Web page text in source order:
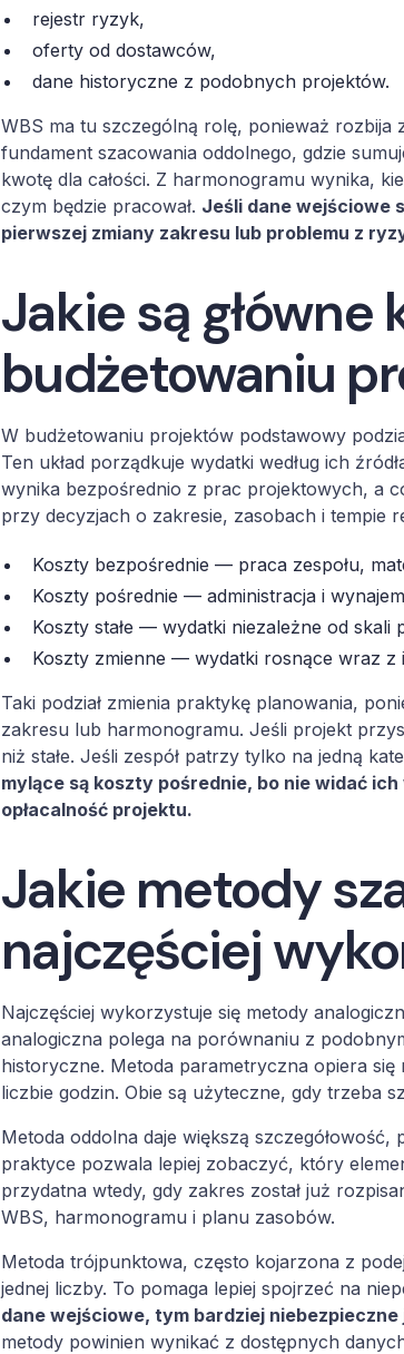
rejestr ryzyk,
oferty od dostawców,
dane historyczne z podobnych projektów.
WBS ma tu szczególną rolę, ponieważ
fundament szacowania oddolnego, gdzie
kwotę dla całości. Z harmonogramu wynika,
czym będzie pracował. Jeśli dane wejściowe
pierwszej zmiany zakresu lub problemu z
Jakie są
budżetowaniu
W budżetowaniu projektów podstawowy
Ten układ porządkuje wydatki według ich
wynika bezpośrednio z prac projektowych, a
przy decyzjach o zakresie, zasobach i tempie
Koszty bezpośrednie — praca zespołu,
Koszty pośrednie — administracja i
Koszty stałe — wydatki niezależne od skali
Koszty zmienne — wydatki rosnące wraz z
Taki podział zmienia praktykę planowania,
zakresu lub harmonogramu. Jeśli projekt
niż stałe. Jeśli zespół patrzy tylko na jedną
mylące są koszty pośrednie, bo nie widać
opłacalność projektu.
Jakie metody
najczęściej
Najczęściej wykorzystuje się metody
analogiczna polega na porównaniu z
historyczne. Metoda parametryczna opiera
liczbie godzin. Obie są użyteczne, gdy trzeba
Metoda oddolna daje większą
praktyce pozwala lepiej zobaczyć, który
przydatna wtedy, gdy zakres został już
WBS, harmonogramu i planu zasobów.
Metoda trójpunktowa, często kojarzona z
jednej liczby. To pomaga lepiej spojrzeć na
dane wejściowe, tym bardziej
metody powinien wynikać z dostępnych